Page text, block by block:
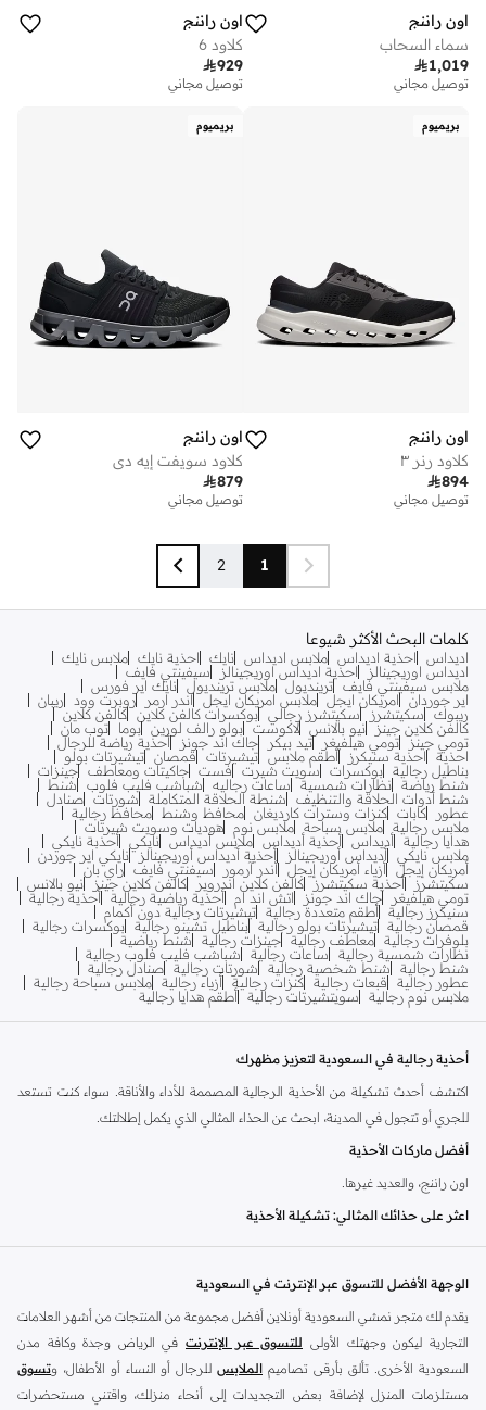
اون راننج
سماء السحاب
1,019
توصيل مجاني
اون راننج
كلاود 6
929
توصيل مجاني
بريميوم
اون راننج
كلاود رنر ٣
894
توصيل مجاني
بريميوم
اون راننج
كلاود سويفت إيه دي
879
توصيل مجاني
1
2
كلمات البحث الأكثر شيوعا
اديداس احذية اديداس ملابس اديداس نايك احذية نايك ملابس نايك
اديداس اوريجينالز
احذية اديداس اوريجينالز
سيفينتي فايف
ملابس سيفينتي فايف ترينديول ملابس ترينديول نايك اير فورس
اير جوردان
امريكان ايجل ملابس امريكان ايجل اندر ارمر روبرت وود
ريبان
ريبوك
سكيتشرز سكيتشرز رجالي بوكسرات كالفن كلاين كالفن كلاين
كالفن كلاين جينز نيو بالانس لاكوست بولو رالف لورين بوما
توب مان
تومي جينز تومي هيلفيغر تيد بيكر جاك اند جونز
أحذية رياضة للرجال
احذية
احذية سنيكرز أطقم ملابس تيشيرتات قمصان تيشيرتات بولو
بناطيل رجالية بوكسرات سويت شيرت فست جاكيتات ومعاطف جينزات
شنط رياضة نظارات شمسية ساعات رجاليه شباشب فليب فلوب
شنط
شنط أدوات الحلاقة والتنظيف
شنطة الحلاقة المتكاملة شورتات صنادل
عطور
كابات كنزات وسترات كارديغان محافظ وشنط
محافظ رجالية
ملابس رجالية ملابس سباحة ملابس نوم
هوديات وسويت شيرتات
هدايا رجالية أديداس أحذية أديداس ملابس أديداس نايكي أحذبة نايكي
ملابس نايكي أديداس أوريجينالز أحذية أديداس أوريجينالز
نايكي اير جوردن
أمريكان إيجل أزياء أمريكان إيجل أندر آرمور سيفنتي فايف راي بان
سكيتشرز
أحذية سكيتشرز كالفن كلاين اندروير كالفن كلاين جينز
نيو بالانس
تومي هيلفيغر
جاك اند جونز اتش اند ام أحذية رياضية رجالية أحذية رجالية
سنيكرز رجالية أطقم متعددة رجالية تيشيرتات رجالية دون أكمام
قمصان رجالية تيشيرتات بولو رجالية بناطيل تشينو رجالية بوكسرات رجالية
بلوفرات رجالية معاطف رجالية جينزات رجالية
شنط رياضية
نظارات شمسية رجالية
ساعات رجالية
شباشب فليب فلوب رجالية
شنط رجالية
شنط شخصية رجالية شورتات رجالية صنادل رجالية
عطور رجالية
قبعات رجالية كنزات رجالية أزياء رجالية ملابس سباحة رجالية
ملابس نوم رجالية
سويتشيرتات رجالية أطقم هدايا رجالية
أحذية رجالية في السعودية لتعزيز مظهرك
اكتشف أحدث تشكيلة من الأحذية الرجالية المصممة للأداء والأناقة. سواء كنت تستعد
للجري أو تتجول في المدينة، ابحث عن الحذاء المثالي الذي يكمل إطلالتك.
أفضل ماركات الأحذية
اون راننج، والعديد غيرها.
اعثر على حذائك المثالي: تشكيلة الأحذية
الحذاء المناسب يُحدث فرقًا كبيرًا. توفر مجموعتنا من الأحذية الرجالية مجموعة متنوعة
من الأساليب لتناسب كل حاجة وتفضيل. استكشف تشكيلة نمشي للعثور على ما
أداء ورياضة:
مصممة لأسلوب حياتك النشط. استمتع براحة ودعم فائقين مع أحذية الجري، وأحذية
التدريب، والأحذية الرياضية المتخصصة المصممة لتعزيز أدائك.
الوجهة الأفضل للتسوق عبر الإنترنت في السعودية
يقدم لك متجر نمشي السعودية أونلاين أفضل مجموعة من المنتجات من أشهر العلامات
التجارية ليكون وجهتك الأولى للتسوق عبر الإنترنت في الرياض وجدة وكافة مدن
السعودية الأخرى. تألق بأرقى تصاميم الملابس للرجال أو النساء أو الأطفال، وتسوق
مستلزمات المنزل لإضافة بعض التجديدات إلى أنحاء منزلك، واقتني مستحضرات